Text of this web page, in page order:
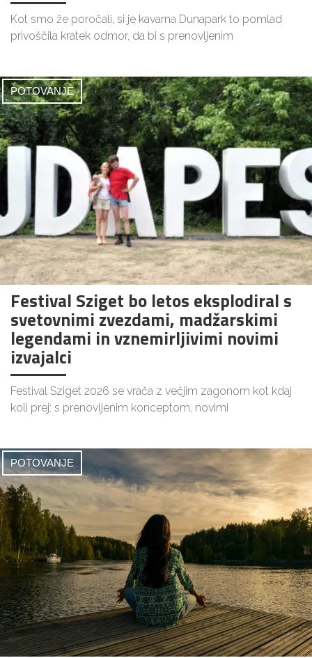
Kot smo že poročali, si je kavarna Dunapark to pomlad
privoščila kratek odmor, da bi s prenovljenim
POTOVANJE
Festival Sziget bo letos eksplodiral s
svetovnimi zvezdami, madžarskimi
legendami in vznemirljivimi novimi
izvajalci
Festival Sziget 2026 se vrača z večjim zagonom kot kdaj
koli prej: s prenovljenim konceptom, novimi
POTOVANJE